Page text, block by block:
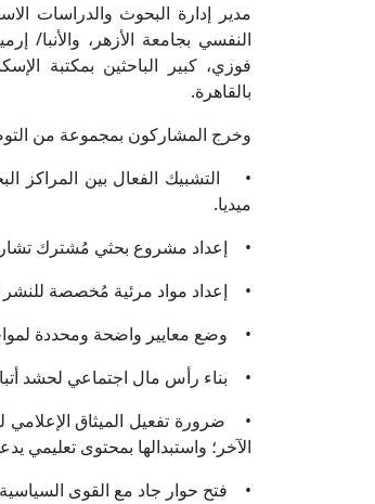
مدير إدارة البحوث والدراسات
النفسي بجامعة الأزهر، والأنبا/
فوزي، كبير الباحثين بمكتبة
بالقاهرة.
وخرج المشاركون بمجموعة من
• التشبيك الفعال بين المراكز
ميديا.
• إعداد مشروع بحثي مُشترك
• إعداد مواد مرئية مُخصصة للنشر
• وضع معايير واضحة ومحددة
• بناء رأس مال اجتماعي لحشد أتباع
• ضرورة تفعيل الميثاق الإعلامي
الآخر؛ واستبدالها بمحتوى تعليمي
• فتح حوار جاد مع القوى السياسية